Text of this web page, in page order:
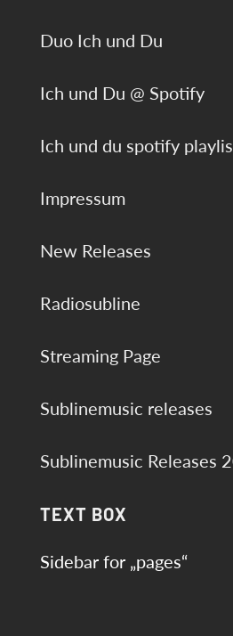
Duo Ich und Du
Ich und Du @ Spotify
Ich und du spotify
Impressum
New Releases
Radiosubline
Streaming Page
Sublinemusic releases
Sublinemusic Releases
TEXT BOX
Sidebar for „pages“